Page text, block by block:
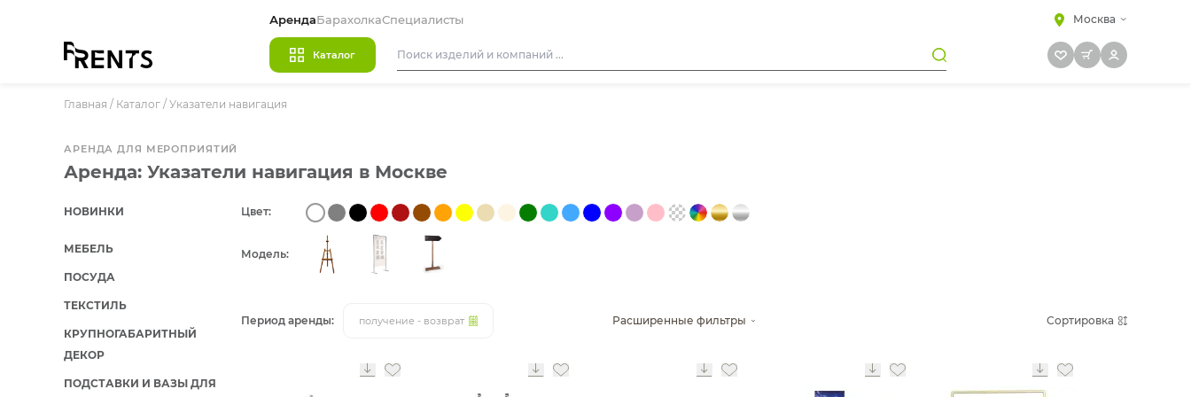
АрендаБарахолкаСпециалисты
Каталог
Москва
МЕБЕЛЬ
ТЕКСТИЛЬ
ИЗДЕЛИЯ ПОД ЗАКАЗ
Пуфы
Скамейки
Фуршетная мебель
Главная / Каталог / Указатели навигация
АРЕНДА ДЛЯ МЕРОПРИЯТИЙ
Аренда: Указатели навигация в Москве
НОВИНКИ
МЕБЕЛЬ
ПОСУДА
ТЕКСТИЛЬ
КРУПНОГАБАРИТНЫЙ
ДЕКОР
ПОДСТАВКИ И ВАЗЫ ДЛЯ
Цвет:
Модель:
Период аренды: получение - возврат Расширенные фильтры Сортировка